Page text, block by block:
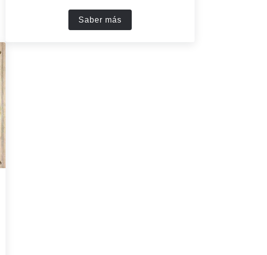
Saber másBlack Sails 2×09